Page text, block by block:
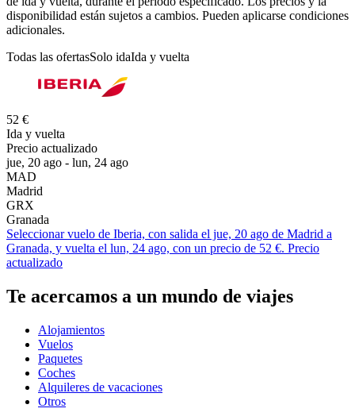
disponibilidad están sujetos a cambios. Pueden aplicarse condiciones
adicionales.
Todas las ofertasSolo idaIda y vuelta
52 €
Ida y vuelta
Precio actualizado
jue, 20 ago - lun, 24 ago
MAD
Madrid
GRX
Granada
Seleccionar vuelo de Iberia, con salida el jue, 20 ago de Madrid a
Granada, y vuelta el lun, 24 ago, con un precio de 52 €. Precio
actualizado
Te acercamos a un mundo de viajes
Alojamientos
Vuelos
Paquetes
Coches
Alquileres de vacaciones
Otros